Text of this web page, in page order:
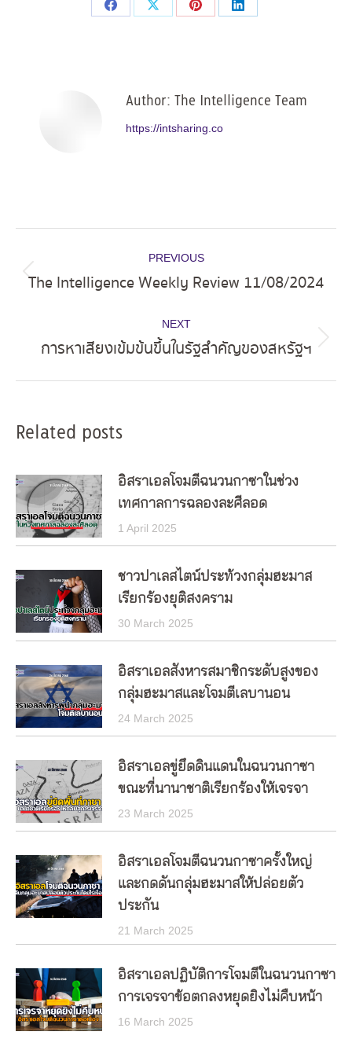
Share
Share
Share
Share
Author: The Intelligence Team
https://intsharing.co
navigation
PREVIOUS
Previous
The Intelligence Weekly Review 11/08/2024
NEXT
Next
การหาเสียงเข้มข้นขึ้นในรัฐสำคัญของสหรัฐฯ
Related posts
อิสราเอลโจมตีฉนวนกาซาในช่วง
เทศกาลการฉลองละศีลอด
1 April 2025
ชาวปาเลสไตน์ประท้วงกลุ่มฮะมาส
เรียกร้องยุติสงคราม
30 March 2025
อิสราเอลสังหารสมาชิกระดับสูงของ
กลุ่มฮะมาสและโจมตีเลบานอน
24 March 2025
อิสราเอลขู่ยึดดินแดนในฉนวนกาซา
ขณะที่นานาชาติเรียกร้องให้เจรจา
23 March 2025
อิสราเอลโจมตีฉนวนกาซาครั้งใหญ่
และกดดันกลุ่มฮะมาสให้ปล่อยตัว
ประกัน
21 March 2025
อิสราเอลปฏิบัติการโจมตีในฉนวนกาซา
การเจรจาข้อตกลงหยุดยิงไม่คืบหน้า
16 March 2025